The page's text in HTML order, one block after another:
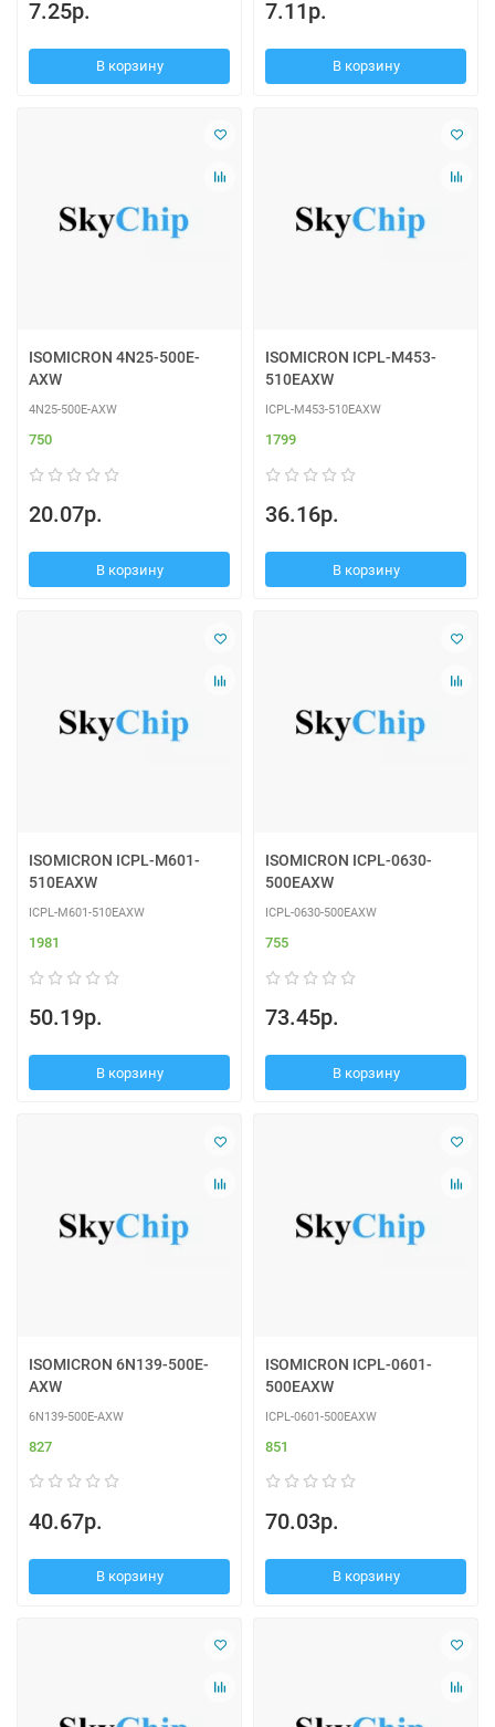
7.25р.
В корзину
7.11р.
В корзину
ISOMICRON 4N25-500E-
AXW
4N25-500E-AXW
750
20.07р.
В корзину
ISOMICRON ICPL-M453-
510EAXW
ICPL-M453-510EAXW
1799
36.16р.
В корзину
ISOMICRON ICPL-M601-
510EAXW
ICPL-M601-510EAXW
1981
50.19р.
В корзину
ISOMICRON ICPL-0630-
500EAXW
ICPL-0630-500EAXW
755
73.45р.
В корзину
ISOMICRON 6N139-500E-
AXW
6N139-500E-AXW
827
40.67р.
В корзину
ISOMICRON ICPL-0601-
500EAXW
ICPL-0601-500EAXW
851
70.03р.
В корзину